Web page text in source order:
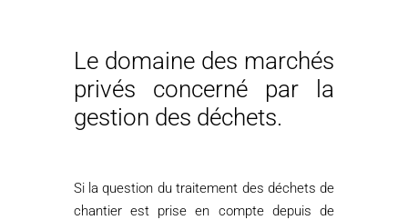
Le domaine des marchés
privés concerné par la
gestion des déchets.
Si la question du traitement des déchets de
chantier est prise en compte depuis de